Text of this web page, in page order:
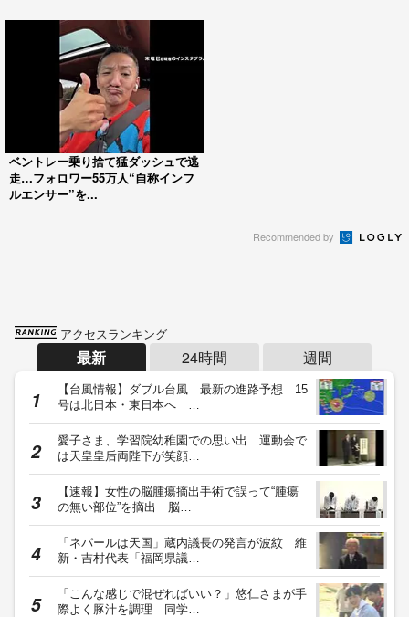
ベントレー乗り捨て猛ダッシュで逃
走…フォロワー55万人“自称インフ
ルエンサー”を...
Recommended by
アクセスランキング
最新 24時間 週間
【台風情報】ダブル台風 最新の進路予想 15
号は北日本・東日本へ …
愛子さま、学習院幼稚園での思い出 運動会で
は天皇皇后両陛下が笑顔…
【速報】女性の脳腫瘍摘出手術で誤って“腫瘍
の無い部位”を摘出 脳…
「ネパールは天国」蔵内議長の発言が波紋 維
新・吉村代表「福岡県議…
「こんな感じで混ぜればいい？」悠仁さまが手
際よく豚汁を調理 同学…